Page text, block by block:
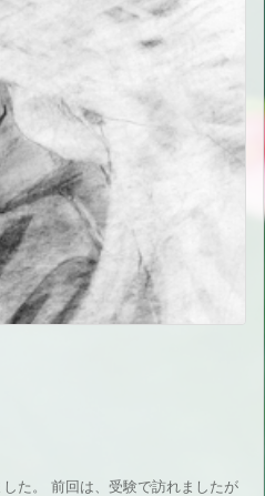
た。 前回は、受験で訪れましたが